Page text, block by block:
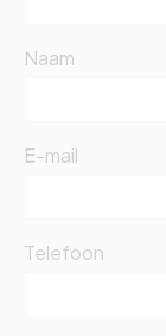
Naam
E-mail
Telefoon